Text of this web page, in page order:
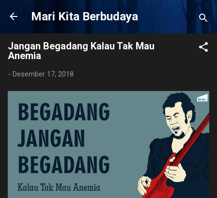
Langsung ke konten utama
Mari Kita Berbudaya
Jangan Begadang Kalau Tak Mau
Anemia
- Desember 17, 2018